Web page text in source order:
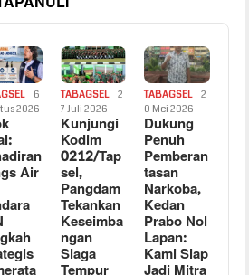
6
2026
Air
TABAGSEL
2
7 Juli 2026
Kunjungi
Kodim
0212/Tap
sel,
Pangdam
Tekankan
Keseimba
ngan
Siaga
TABAGSEL
2
0 Mei 2026
Dukung
Penuh
Pemberan
tasan
Narkoba,
Kedan
Prabo Nol
Lapan:
Kami Siap